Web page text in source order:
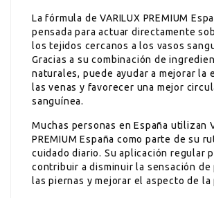
La fórmula de VARILUX PREMIUM
pensada para actuar directamente
los tejidos cercanos a los vasos
Gracias a su combinación de
naturales, puede ayudar a mejorar la
las venas y favorecer una mejor
sanguínea.
Muchas personas en España utilizan
PREMIUM España como parte de su
cuidado diario. Su aplicación regular
contribuir a disminuir la sensación de
las piernas y mejorar el aspecto de la